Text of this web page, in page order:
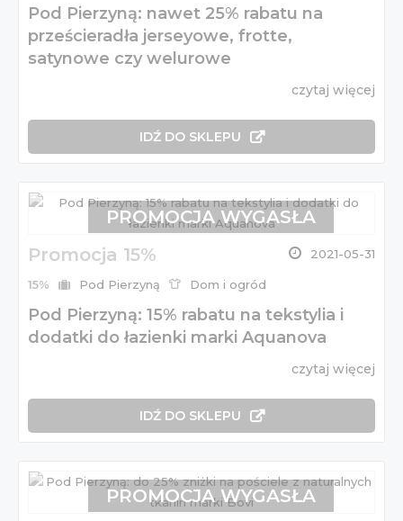
Pod Pierzyną: nawet 25% rabatu na
prześcieradła jerseyowe, frotte,
satynowe czy welurowe
czytaj więcej
IDŹ DO SKLEPU
Promocja 15% 2021-05-31
15% Pod Pierzyną Dom i ogród
Pod Pierzyną: 15% rabatu na tekstylia i
dodatki do łazienki marki Aquanova
czytaj więcej
IDŹ DO SKLEPU
PROMOCJA WYGASŁA
PROMOCJA WYGASŁA